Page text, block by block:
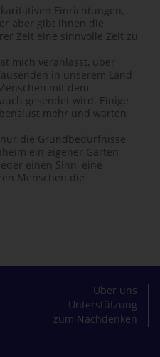
Einrichtungen,
aber gibt ihnen die
Zeit eine sinnvolle Zeit zu
mich veranlasst, über
in unserem Land
mit dem
gesendet wird. Einige
mehr und warten
die Grundbedürfnisse
ein eigener Garten
einen Sinn, eine
Menschen die
Über uns
Unterstützung
zum Nachdenken